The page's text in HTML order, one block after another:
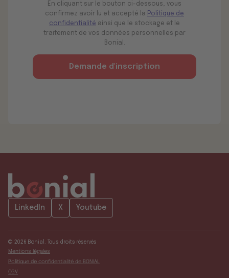
En cliquant sur le bouton ci-dessous, vous
confirmez avoir lu et accepté la Politique de
confidentialité ainsi que le stockage et le
traitement de vos données personnelles par
Bonial.
Demande d'inscription
LinkedIn X Youtube
© 2026 Bonial. Tous droits réservés
Mentions légales
Politique de confidentialité de BONIAL
CGV